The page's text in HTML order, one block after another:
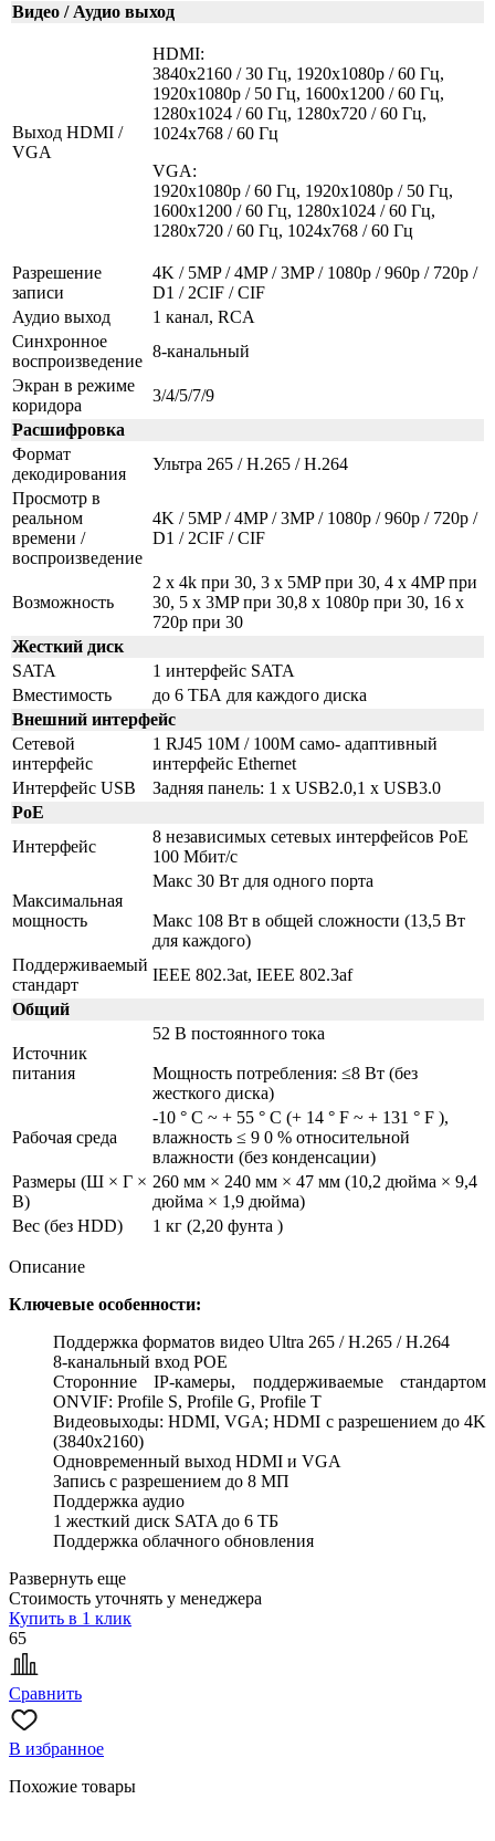
Видео / Аудио выход
Выход HDMI /
VGA
HDMI:
3840x2160 / 30 Гц, 1920x1080p / 60 Гц,
1920x1080p / 50 Гц, 1600x1200 / 60 Гц,
1280x1024 / 60 Гц, 1280x720 / 60 Гц,
1024x768 / 60 Гц
VGA:
1920x1080p / 60 Гц, 1920x1080p / 50 Гц,
1600x1200 / 60 Гц, 1280x1024 / 60 Гц,
1280x720 / 60 Гц, 1024x768 / 60 Гц
Разрешение
записи
4K / 5MP / 4MP / 3MP / 1080p / 960p / 720p /
D1 / 2CIF / CIF
Аудио выход
1 канал, RCA
Синхронное
воспроизведение
8-канальный
Экран в режиме
коридора
3/4/5/7/9
Расшифровка
Формат
декодирования
Ультра 265 / H.265 / H.264
Просмотр в
реальном
времени /
воспроизведение
4K / 5MP / 4MP / 3MP / 1080p / 960p / 720p /
D1 / 2CIF / CIF
Возможность
2 x 4k при 30, 3 x 5MP при 30, 4 x 4MP при
30, 5 x 3MP при 30,8 x 1080p при 30, 16 x
720p при 30
Жесткий диск
SATA
1 интерфейс SATA
Вместимость
до 6 ТБА для каждого диска
Внешний интерфейс
Сетевой
интерфейс
1 RJ45 10M / 100M само- адаптивный
интерфейс Ethernet
Интерфейс USB
Задняя панель: 1 x USB2.0,1 x USB3.0
PoE
Интерфейс
8 независимых сетевых интерфейсов PoE
100 Мбит/с
Максимальная
мощность
Макс 30 Вт для одного порта
Макс 108 Вт в общей сложности (13,5 Вт
для каждого)
Поддерживаемый
стандарт
IEEE 802.3at, IEEE 802.3af
Общий
Источник
питания
52 В постоянного тока
Мощность потребления: ≤8 Вт (без
жесткого диска)
Рабочая среда
-10 ° C ~ + 55 ° C (+ 14 ° F ~ + 131 ° F ),
влажность ≤ 9 0 % относительной
влажности (без конденсации)
Размеры (Ш × Г ×
В)
260 мм × 240 мм × 47 мм (10,2 дюйма × 9,4
дюйма × 1,9 дюйма)
Вес (без HDD)
1 кг (2,20 фунта )
Описание
Ключевые особенности:
Поддержка форматов видео Ultra 265 / H.265 / H.264
8-канальный вход POE
Сторонние IP-камеры, поддерживаемые стандартом
ONVIF: Profile S, Profile G, Profile T
Видеовыходы: HDMI, VGA; HDMI с разрешением до 4K
(3840x2160)
Одновременный выход HDMI и VGA
Запись с разрешением до 8 МП
Поддержка аудио
1 жесткий диск SATA до 6 ТБ
Поддержка облачного обновления
Развернуть еще
Стоимость уточнять у менеджера
Купить в 1 клик
65
Сравнить
В избранное
Похожие товары